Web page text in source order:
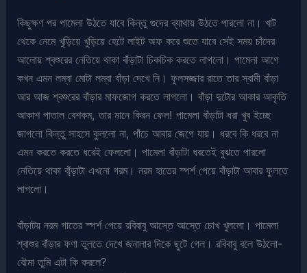
কিছুক্ষণ পর পামেলা উঠতে যাবে কিন্তু গুদের ব্যাথায় উঠতে পারলো না। খাট
থেকে নেমে খুড়িয়ে খুড়িয়ে হেটে লাইট অফ করে শুতে যাবে সেই সময় চাঁদের
আলোয় শ্বশুরের নেতিয়ে থাকা বাঁড়াটা চিকচিক করতে লাগলো। পামেলা আগে
কখন এমন লম্বা মোটা লম্বা বাঁড়া দেখে নি। ফুলসজ্জার রাতে তার স্বামী বাঁড়া
আর আজ শ্বশুরের বাঁড়ার মাফজোগ করতে লাগলো। বাঁড়া দুটোর আকার আকৃতি
আকাশ পাতাল বেশকম, তার মানে কিরন ফেল! পামেলা বাঁড়াটা ধরা খুব ইচ্ছে
জাগলো কিন্তু সাহসে কুললো না, পাঁচে আবার জেগে যায়। ধরবে কি ধরবে না
এমন করতে করতে ধরেই ফেললো। পামেলা বাঁড়াটা ধরতেই বুঝতে পারলো
নেতিয়ে থাকা বা্ঁড়াটা এখনো গরম। নরম হাতের স্পর্শ পেয়ে বাঁড়াটা আবার ফুলতে
লাগলো।
বাঁড়াটয় নরম গাতের স্পর্শ পেয়ে রবিবাবু আস্তে আস্তে চোখ খুললো। পামেলা
শ্বাশুর বাঁড়ার ফণা তুলতে দেখে জনালার দিকে ছুটে গেল। রবিবাবু বলে উঠলো-
বৌমা তুমি এটা কি করলে?